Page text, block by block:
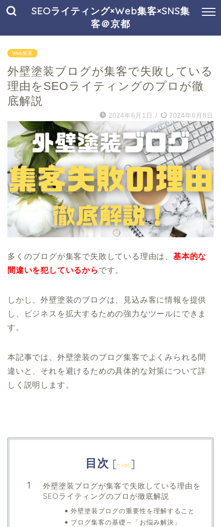
SEOライティング×Web集客×SNS集
客＠京都
Web集客
外壁塗装ブログが集客で失敗している
理由をSEOライティングのプロが徹
底解説
2024年6月1日 / 2024年6月8日
多くのブログが集客で失敗している理由は、 基本的な
間違いを犯しているから です。
しかし、外壁塗装のブログは、見込み客に情報を提供
し、ビジネスを拡大するための強力なツールにできま
す。
本記事では、外壁塗装のブログ集客でよくみられる間
違いと、それを避けるための具体的な対策について詳
しく説明します。
目次 [hide]
外壁塗装ブログが集客で失敗している理由を
SEOライティングのプロが徹底解説
外壁塗装ブログの重要性を理解すること
ブログ集客の基礎～「お悩み解決」